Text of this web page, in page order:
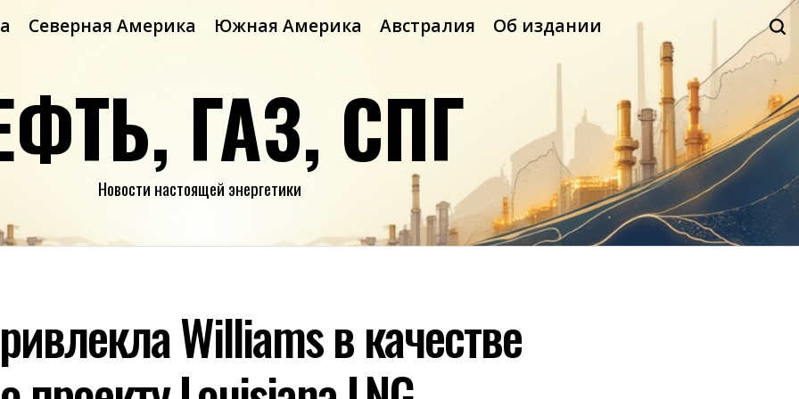
Северная Америка Южная Америка Австралия Об издании
ГАЗ, СПГ
Новости настоящей энергетики
Williams в качестве